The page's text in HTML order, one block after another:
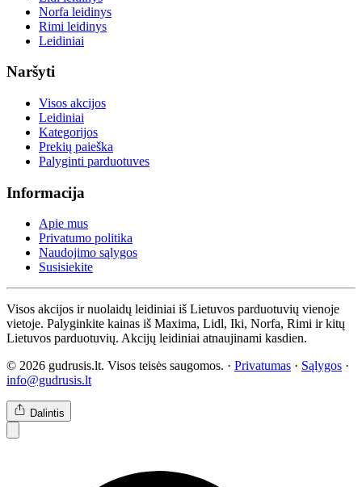
Norfa leidinys
Rimi leidinys
Leidiniai
Naršyti
Visos akcijos
Leidiniai
Kategorijos
Prekių paieška
Palyginti parduotuves
Informacija
Apie mus
Privatumo politika
Naudojimo sąlygos
Susisiekite
Visos akcijos ir nuolaidų leidiniai iš Lietuvos parduotuvių vienoje
vietoje. Palyginkite kainas iš Maxima, Lidl, Iki, Norfa, Rimi ir kitų
Lietuvos parduotuvių. Akcijų leidiniai atnaujinami kasdien.
© 2026 gudrusis.lt. Visos teisės saugomos. · Privatumas · Sąlygos ·
info@gudrusis.lt
Dalintis